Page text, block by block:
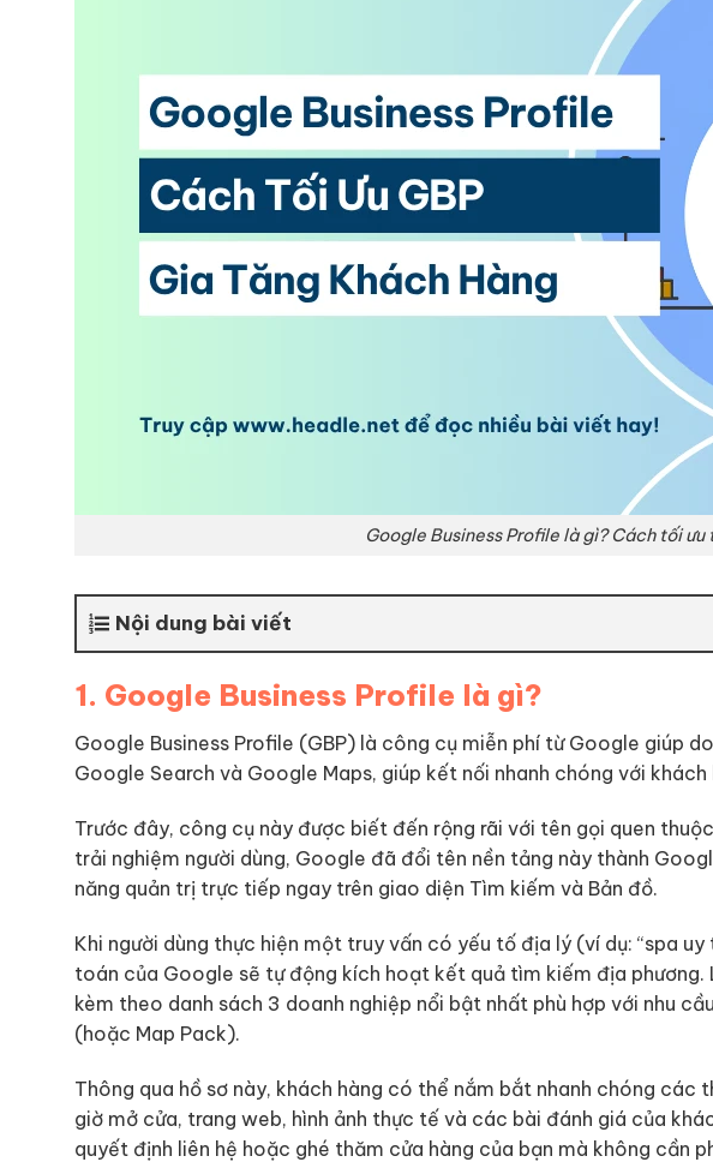
Google Business Profile là gì? Cách tối ưu
Nội dung bài viết
1. Google Business Profile là gì?
Google Business Profile (GBP) là công cụ miễn phí từ Google giúp
Google Search và Google Maps, giúp kết nối nhanh chóng với khách
Trước đây, công cụ này được biết đến rộng rãi với tên gọi quen
trải nghiệm người dùng, Google đã đổi tên nền tảng này thành
năng quản trị trực tiếp ngay trên giao diện Tìm kiếm và Bản đồ.
Khi người dùng thực hiện một truy vấn có yếu tố địa lý (ví dụ: “spa uy
toán của Google sẽ tự động kích hoạt kết quả tìm kiếm địa phương.
kèm theo danh sách 3 doanh nghiệp nổi bật nhất phù hợp với nhu
(hoặc Map Pack).
Thông qua hồ sơ này, khách hàng có thể nắm bắt nhanh chóng các
giờ mở cửa, trang web, hình ảnh thực tế và các bài đánh giá của
quyết định liên hệ hoặc ghé thăm cửa hàng của bạn mà không cần